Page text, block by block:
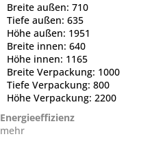
Breite außen: 710
Tiefe außen: 635
Höhe außen: 1951
Breite innen: 640
Höhe innen: 1165
Breite Verpackung: 1000
Tiefe Verpackung: 800
Höhe Verpackung: 2200
Energieeffizienz
mehr